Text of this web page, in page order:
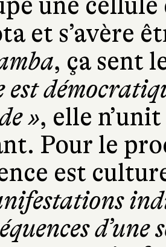
et s’avère
, ça sent
est
», elle
Pour le
est